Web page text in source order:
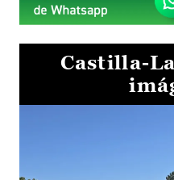
Castilla-